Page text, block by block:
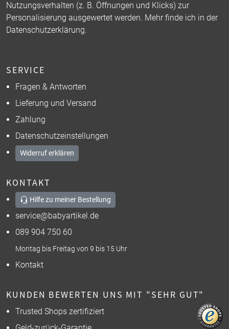
Nutzungsverhalten (z. B. Öffnungen und Klicks) zur
Personalisierung ausgewertet werden. Mehr finde ich in der
Datenschutzerklärung.
SERVICE
Fragen & Antworten
Lieferung und Versand
Zahlung
Datenschutzeinstellungen
Widerruf erklären
KONTAKT
Hilfe zu meiner Bestellung
service@babyartikel.de
089 904 750 60
Montag bis Freitag von 9 bis 15 Uhr
Kontakt
KUNDEN BEWERTEN UNS MIT "SEHR GUT"
Trusted Shops zertifiziert